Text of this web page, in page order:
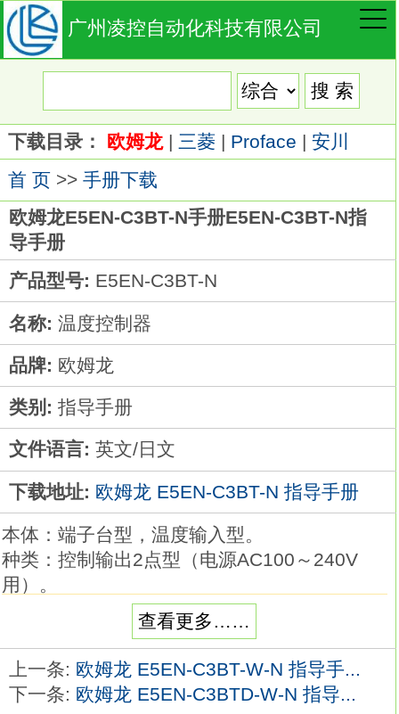
广州凌控自动化科技有限公司
下载目录： 欧姆龙| 三菱| Proface | 安川
首 页>> 手册下载
欧姆龙E5EN-C3BT-N手册E5EN-C3BT-N指
导手册
产品型号: E5EN-C3BT-N
名称: 温度控制器
品牌: 欧姆龙
类别: 指导手册
文件语言: 英文/日文
下载地址: 欧姆龙 E5EN-C3BT-N 指导手册
本体：端子台型，温度输入型。
种类：控制输出2点型（电源AC100～240V
用）。
外壳颜色：银色。
控制输出1：继电器输出。
控制输出2：电压输出（SSR驱动用）
控制模式：标准或加热冷却E5EN-C3BT-N指导
手册。
查看更多……
上一条: 欧姆龙 E5EN-C3BT-W-N 指导手...
下一条: 欧姆龙 E5EN-C3BTD-W-N 指导...